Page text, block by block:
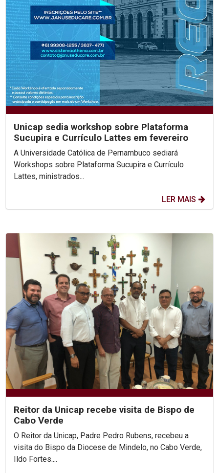
Unicap sedia workshop sobre Plataforma
Sucupira e Currículo Lattes em fevereiro
A Universidade Católica de Pernambuco sediará
Workshops sobre Plataforma Sucupira e Currículo
Lattes, ministrados...
LER MAIS
Reitor da Unicap recebe visita de Bispo de
Cabo Verde
O Reitor da Unicap, Padre Pedro Rubens, recebeu a
visita do Bispo da Diocese de Mindelo, no Cabo Verde,
Ildo Fortes....